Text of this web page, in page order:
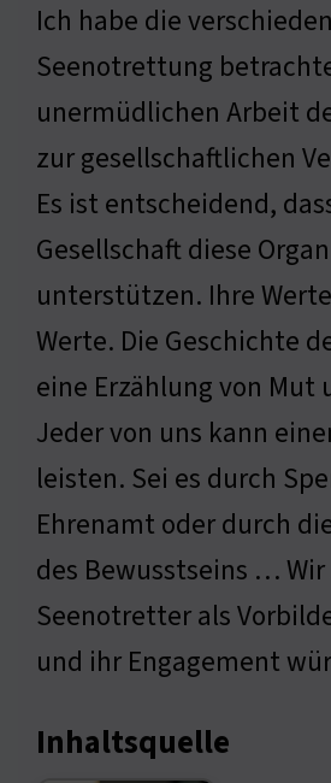
Ich habe die
Seenotrettung
unermüdlichen Arbeit
zur gesellschaftlichen
Es ist entscheidend,
Gesellschaft diese
unterstützen. Ihre
Werte. Die Geschichte
eine Erzählung von Mut
Jeder von uns kann
leisten. Sei es durch
Ehrenamt oder durch
des Bewusstseins …
Seenotretter als
und ihr Engagement
Inhaltsquelle